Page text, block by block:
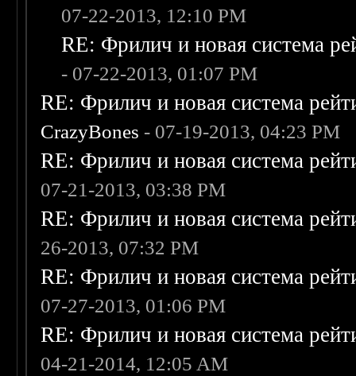
07-22-2013, 12:10 PM
RE: Фрилич и новая система
- 07-22-2013, 01:07 PM
RE: Фрилич и новая система
CrazyBones - 07-19-2013, 04:23 PM
RE: Фрилич и новая система
07-21-2013, 03:38 PM
RE: Фрилич и новая система
26-2013, 07:32 PM
RE: Фрилич и новая система
07-27-2013, 01:06 PM
RE: Фрилич и новая система
04-21-2014, 12:05 AM